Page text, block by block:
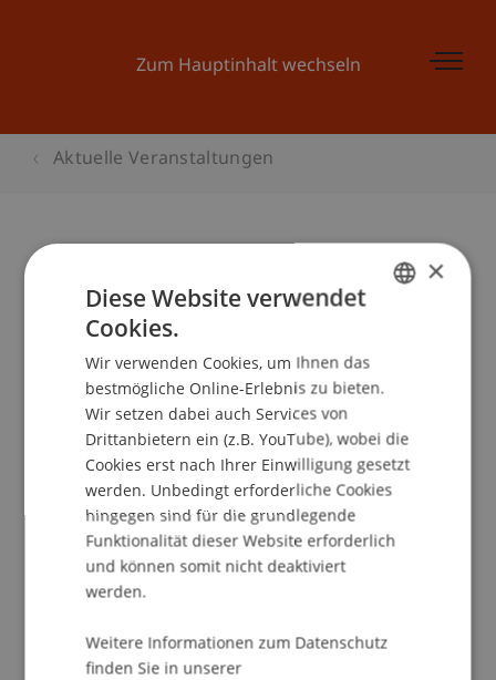
Zum Hauptinhalt wechseln
Aktuelle Veranstaltungen
Launch Pad 3: Finanzplanung I -
Grundwissen zur Finanzplanung,
Investitionsplanung
School/Professur:
An-Institut KMU Zentrum
Veranstaltungsdetails
Kontakt
×
Diese Website verwendet
Cookies.
Wir verwenden Cookies, um Ihnen das
bestmögliche Online-Erlebnis zu bieten.
Wir setzen dabei auch Services von
Drittanbietern ein (z.B. YouTube), wobei die
Cookies erst nach Ihrer Einwilligung gesetzt
werden. Unbedingt erforderliche Cookies
hingegen sind für die grundlegende
Funktionalität dieser Website erforderlich
und können somit nicht deaktiviert
werden.
Weitere Informationen zum Datenschutz
finden Sie in unserer